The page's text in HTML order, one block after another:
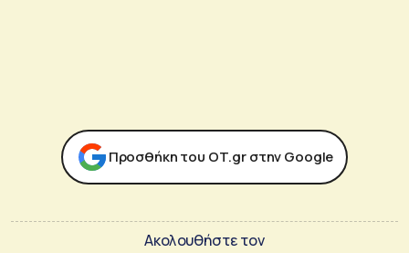
Προσθήκη του ΟΤ.gr στην Google
Ακολουθήστε τον